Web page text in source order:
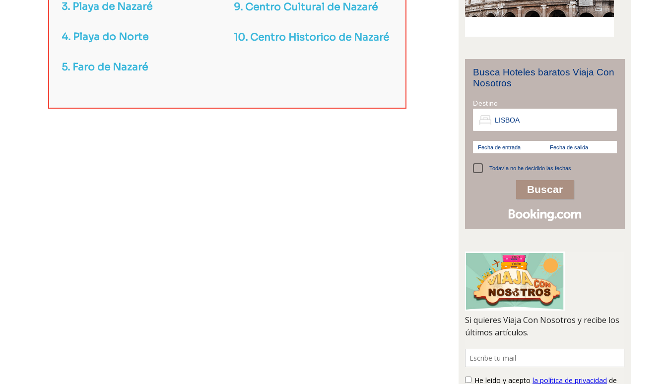
3. Playa de Nazaré
4. Playa do Norte
5. Faro de Nazaré
9. Centro Cultural de Nazaré
10. Centro Historico de Nazaré
Busca Hoteles baratos Viaja Con
Nosotros
Destino
Fecha de entrada Fecha de salida
Todavía no he decidido las fechas